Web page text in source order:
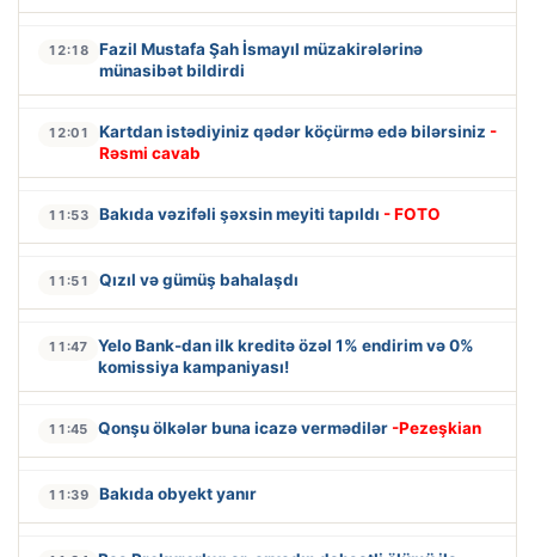
12:18
Fazil Mustafa Şah İsmayıl müzakirələrinə
münasibət bildirdi
12:01 Kartdan istədiyiniz qədər köçürmə edə bilərsiniz -
Rəsmi cavab
11:53 Bakıda vəzifəli şəxsin meyiti tapıldı - FOTO
11:51 Qızıl və gümüş bahalaşdı
11:47
Yelo Bank-dan ilk kreditə özəl 1% endirim və 0%
komissiya kampaniyası!
11:45 Qonşu ölkələr buna icazə vermədilər -Pezeşkian
11:39 Bakıda obyekt yanır